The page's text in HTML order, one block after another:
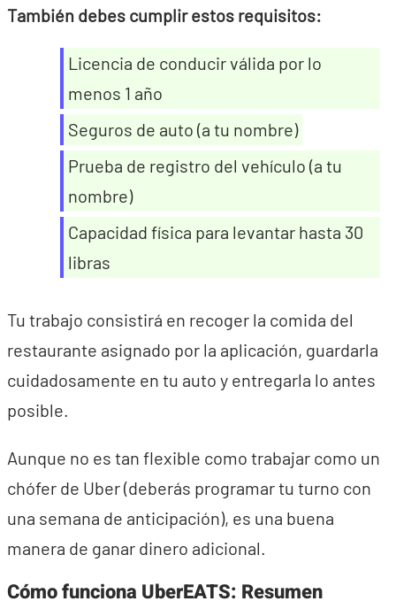
También debes cumplir estos requisitos:
Licencia de conducir válida por lo
menos 1 año
Seguros de auto (a tu nombre)
Prueba de registro del vehículo (a tu
nombre)
Capacidad física para levantar hasta 30
libras
Tu trabajo consistirá en recoger la comida del
restaurante asignado por la aplicación, guardarla
cuidadosamente en tu auto y entregarla lo antes
posible.
Aunque no es tan flexible como trabajar como un
chófer de Uber (deberás programar tu turno con
una semana de anticipación), es una buena
manera de ganar dinero adicional.
Cómo funciona UberEATS: Resumen